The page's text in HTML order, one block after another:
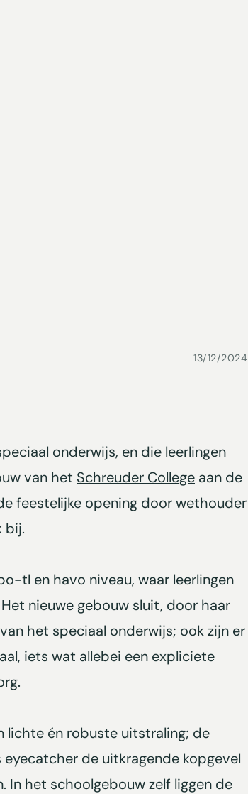
13/12/2024
onderwijs, en die leerlingen
van het Schreuder College aan de
feestelijke opening door wethouder
bij.
tl en havo niveau, waar leerlingen
nieuwe gebouw sluit, door haar
het speciaal onderwijs; ook zijn er
iets wat allebei een expliciete
lichte én robuste uitstraling; de
de uitkragende kopgevel
het schoolgebouw zelf liggen de